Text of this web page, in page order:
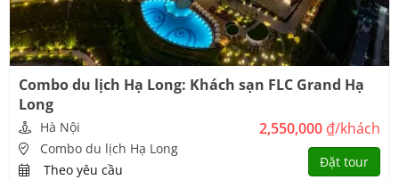
Combo du lịch Hạ Long: Khách sạn FLC Grand Hạ
Long
Hà Nội
Combo du lịch Hạ Long
Theo yêu cầu
2,550,000 ₫/khách
Đặt tour